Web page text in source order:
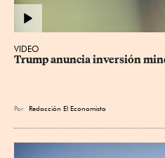
VIDEO
Trump anuncia inversión
Por Redacción El Economista